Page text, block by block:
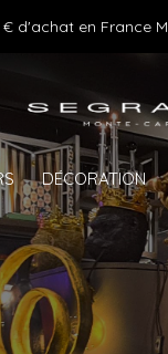
DÉCORATION
€ d'achat en France